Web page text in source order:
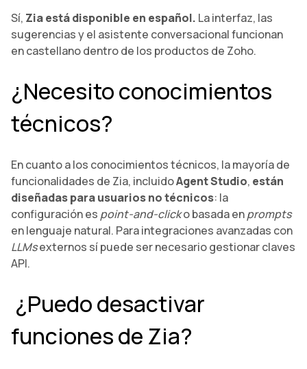
Sí, Zia está disponible en español. La interfaz, las
sugerencias y el asistente conversacional funcionan
en castellano dentro de los productos de Zoho.
¿Necesito conocimientos
técnicos?
En cuanto a los conocimientos técnicos, la mayoría de
funcionalidades de Zia, incluidoAgent Studio, están
diseñadas para usuarios no técnicos: la
configuración es point-and-clicko basada enprompts
en lenguaje natural. Para integraciones avanzadas con
LLMsexternos sí puede ser necesario gestionar claves
API.
¿Puedo desactivar
funciones de Zia?